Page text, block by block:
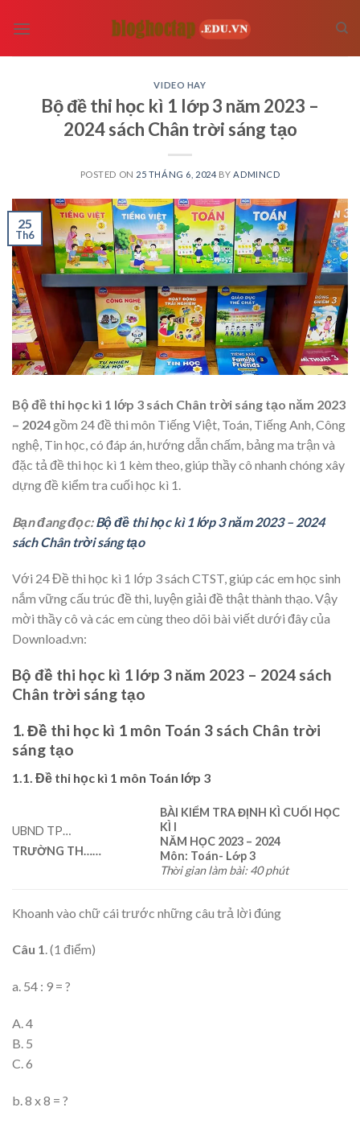
VIDEO HAY
Bộ đề thi học kì 1 lớp 3 năm 2023 –
2024 sách Chân trời sáng tạo
POSTED ON 25 THÁNG 6, 2024 BY ADMINCD
25
Th6
Bộ đề thi học kì 1 lớp 3 sách Chân trời sáng tạo năm 2023
– 2024gồm 24 đề thi môn Tiếng Việt, Toán, Tiếng Anh, Công
nghệ, Tin học, có đáp án, hướng dẫn chấm, bảng ma trận và
đặc tả đề thi học kì 1 kèm theo, giúp thầy cô nhanh chóng xây
dựng đề kiểm tra cuối học kì 1.
Bạn đang đọc:Bộ đề thi học kì 1 lớp 3 năm 2023 – 2024
sách Chân trời sáng tạo
Với 24 Đề thi học kì 1 lớp 3 sách CTST, giúp các em học sinh
nắm vững cấu trúc đề thi, luyện giải đề thật thành thạo. Vậy
mời thầy cô và các em cùng theo dõi bài viết dưới đây của
Download.vn:
Bộ đề thi học kì 1 lớp 3 năm 2023 – 2024 sách
Chân trời sáng tạo
1. Đề thi học kì 1 môn Toán 3 sách Chân trời
sáng tạo
1.1. Đề thi học kì 1 môn Toán lớp 3
UBND TP…
TRƯỜNG TH……
BÀI KIỂM TRA ĐỊNH KÌ CUỐI HỌC
KÌ I
NĂM HỌC 2023 – 2024
Môn: Toán- Lớp 3
Thời gian làm bài: 40 phút
Khoanh vào chữ cái trước những câu trả lời đúng
Câu 1. (1 điểm)
a. 54 : 9 = ?
A. 4
B. 5
C. 6
b. 8 x 8 = ?